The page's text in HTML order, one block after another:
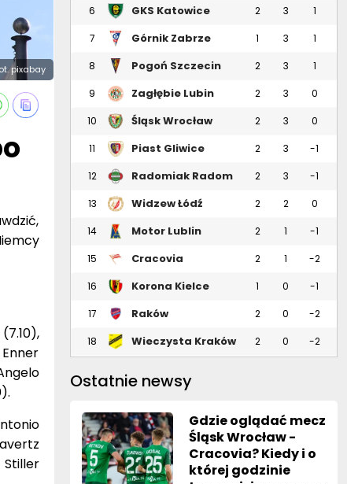
pixabay
Stiller
6 GKS Katowice 2 3 1
7 Górnik Zabrze 1 3 1
8 Pogoń Szczecin 2 3 1
9 Zagłębie Lubin 2 3 0
10 Śląsk Wrocław 2 3 0
11 Piast Gliwice 2 3 -1
12 Radomiak Radom 2 3 -1
13 Widzew Łódź 2 2 0
14 Motor Lublin 2 1 -1
15 Cracovia 2 1 -2
16 Korona Kielce 1 0 -1
17
Raków
2 0 -2
18 Wieczysta Kraków 2 0 -2
Ostatnie newsy
Gdzie oglądać mecz
Śląsk Wrocław -
Cracovia? Kiedy i o
której godzinie